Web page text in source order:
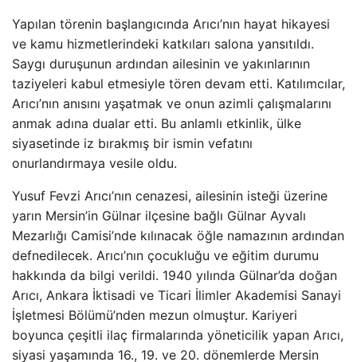
Yapılan törenin başlangıcında Arıcı’nın hayat hikayesi
ve kamu hizmetlerindeki katkıları salona yansıtıldı.
Saygı duruşunun ardından ailesinin ve yakınlarının
taziyeleri kabul etmesiyle tören devam etti. Katılımcılar,
Arıcı’nın anısını yaşatmak ve onun azimli çalışmalarını
anmak adına dualar etti. Bu anlamlı etkinlik, ülke
siyasetinde iz bırakmış bir ismin vefatını
onurlandırmaya vesile oldu.
Yusuf Fevzi Arıcı’nın cenazesi, ailesinin isteği üzerine
yarın Mersin’in Gülnar ilçesine bağlı Gülnar Ayvalı
Mezarlığı Camisi’nde kılınacak öğle namazının ardından
defnedilecek. Arıcı’nın çocukluğu ve eğitim durumu
hakkında da bilgi verildi. 1940 yılında Gülnar’da doğan
Arıcı, Ankara İktisadi ve Ticari İlimler Akademisi Sanayi
İşletmesi Bölümü’nden mezun olmuştur. Kariyeri
boyunca çeşitli ilaç firmalarında yöneticilik yapan Arıcı,
siyasi yaşamında 16., 19. ve 20. dönemlerde Mersin